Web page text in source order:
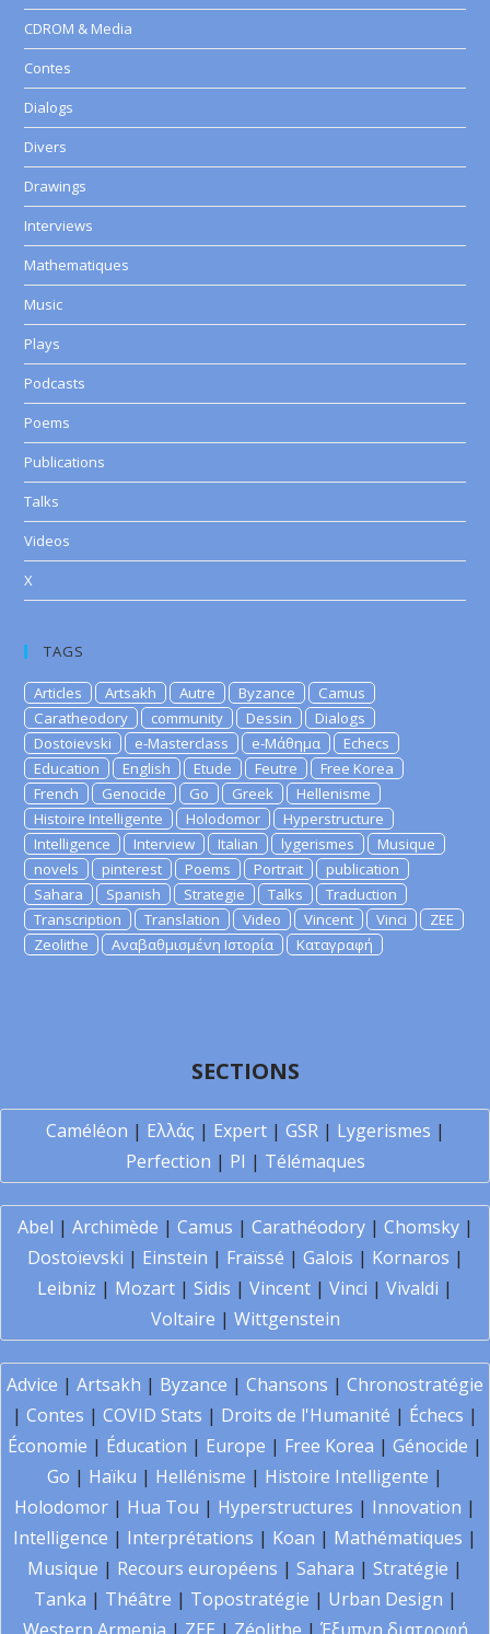
CDROM & Media
Contes
Dialogs
Divers
Drawings
Interviews
Mathematiques
Music
Plays
Podcasts
Poems
Publications
Talks
Videos
X
TAGS
Articles Artsakh Autre Byzance
Camus
Caratheodory
community Dessin
Dialogs
Dostoievski
e-Masterclass e-Μάθημα
Echecs
Education
English Etude Feutre
Free Korea
French
Genocide Go Greek
Hellenisme
Histoire Intelligente
Holodomor
Hyperstructure
Intelligence
Interview Italian lygerismes
Musique
novels
pinterest Poems Portrait
publication
Sahara
Spanish Strategie Talks
Traduction
Transcription
Translation Video Vincent Vinci
ZEE
Zeolithe
Αναβαθμισμένη Ιστορία Καταγραφή
SECTIONS
Caméléon | Ελλάς | Expert| GSR| Lygerismes |
Perfection | PI | Télémaques
Abel | Archimède | Camus | Carathéodory| Chomsky|
Dostoïevski | Einstein | Fraïssé | Galois | Kornaros |
Leibniz | Mozart | Sidis | Vincent | Vinci | Vivaldi |
Voltaire | Wittgenstein
Advice | Artsakh | Byzance | Chansons | Chronostratégie
| Contes | COVID Stats | Droits de l'Humanité | Échecs |
Économie | Éducation | Europe | Free Korea | Génocide |
Go | Haïku | Hellénisme | Histoire Intelligente |
Holodomor | Hua Tou | Hyperstructures | Innovation |
Intelligence | Interprétations | Koan | Mathématiques |
Musique | Recours européens | Sahara | Stratégie |
Tanka | Théâtre | Topostratégie | Urban Design |